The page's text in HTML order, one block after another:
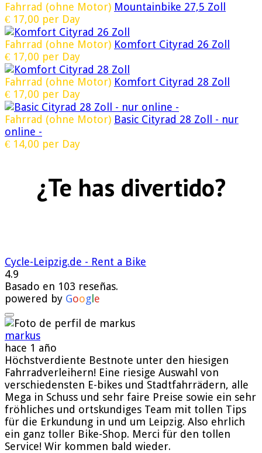
Fahrrad (ohne Motor) Mountainbike 27,5 Zoll
€ 17,00 per Day
Fahrrad (ohne Motor) Komfort Cityrad 26 Zoll
€ 17,00 per Day
Fahrrad (ohne Motor) Komfort Cityrad 28 Zoll
€ 17,00 per Day
Fahrrad (ohne Motor) Basic Cityrad 28 Zoll - nur
online -
€ 14,00 per Day
¿Te has divertido?
Cycle-Leipzig.de - Rent a Bike
4.9
Basado en 103 reseñas.
powered by Goog e
markus
hace 1 año
Höchstverdiente Bestnote unter den hiesigen
Fahrradverleihern! Eine riesige Auswahl von
verschiedensten E-bikes und Stadtfahrrädern, alle
Mega in Schuss und sehr faire Preise sowie ein sehr
fröhliches und ortskundiges Team mit tollen Tips
für die Erkundung in und um Leipzig. Also ehrlich
ein ganz toller Bike-Shop. Merci für den tollen
Service! Wir kommen bald wieder.